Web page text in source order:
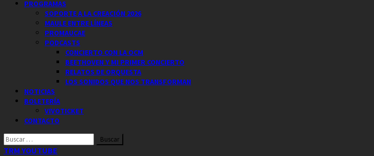
PROGRAMAS
SOPORTE A LA CREACIÓN 2026
MAULE ENTRE LÍNEAS
PROMAUCAE
PODCASTS
CONCIERTO CON LA OCM
BEETHOVEN Y MI PRIMER CONCIERTO
RELATOS DE ORQUESTA
LOS SONIDOS QUE NOS TRANSFORMAN
NOTICIAS
BOLETERÍA
VIVOTICKET
CONTACTO
Buscar
por:
TRM YOUTUBE